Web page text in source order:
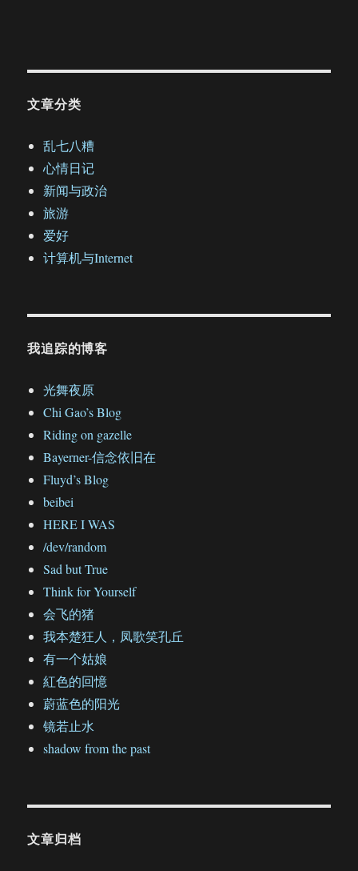
文章分类
乱七八糟
心情日记
新闻与政治
旅游
爱好
计算机与Internet
我追踪的博客
光舞夜原
Chi Gao’s Blog
Riding on gazelle
Bayerner-信念依旧在
Fluyd’s Blog
beibei
HERE I WAS
/dev/random
Sad but True
Think for Yourself
会飞的猪
我本楚狂人，凤歌笑孔丘
有一个姑娘
紅色的回憶
蔚蓝色的阳光
镜若止水
shadow from the past
文章归档